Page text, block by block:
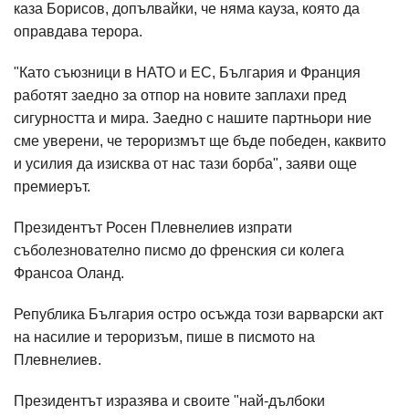
каза Борисов, допълвайки, че няма кауза, която да
оправдава терора.
"Като съюзници в НАТО и ЕС, България и Франция
работят заедно за отпор на новите заплахи пред
сигурността и мира. Заедно с нашите партньори ние
сме уверени, че тероризмът ще бъде победен, каквито
и усилия да изисква от нас тази борба", заяви още
премиерът.
Президентът Росен Плевнелиев изпрати
съболезнователно писмо до френския си колега
Франсоа Оланд.
Република България остро осъжда този варварски акт
на насилие и тероризъм, пише в писмото на
Плевнелиев.
Президентът изразява и своите "най-дълбоки